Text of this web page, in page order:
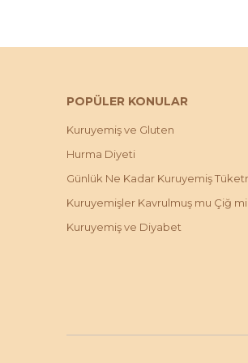
POPÜLER KONULAR
Kuruyemiş ve Gluten
Hurma Diyeti
Günlük Ne Kadar Kuruyemiş
Kuruyemişler Kavrulmuş mu Çiğ
Kuruyemiş ve Diyabet